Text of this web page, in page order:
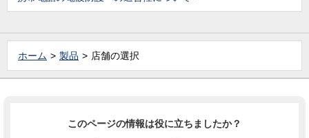
ホーム 製品 店舗の選択
このページの情報は役に立ちましたか？